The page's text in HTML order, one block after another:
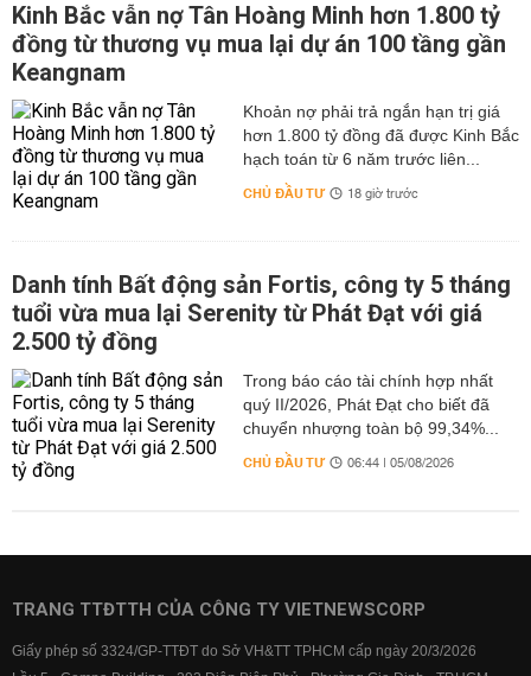
Kinh Bắc vẫn nợ Tân Hoàng Minh hơn 1.800 tỷ
đồng từ thương vụ mua lại dự án 100 tầng gần
Keangnam
hơn 1.800 tỷ đồng đã được Kinh Bắc
hạch toán từ 6 năm trước liên...
CHỦ ĐẦU TƯ 18 giờ trước
Danh tính Bất động sản Fortis, công ty 5 tháng
tuổi vừa mua lại Serenity từ Phát Đạt với giá
2.500 tỷ đồng
Trong báo cáo tài chính hợp nhất
quý II/2026, Phát Đạt cho biết đã
chuyển nhượng toàn bộ 99,34%...
CHỦ ĐẦU TƯ 06:44 | 05/08/2026
TRANG TTĐTTH CỦA CÔNG TY VIETNEWSCORP
Giấy phép số 3324/GP-TTĐT do Sở VH&TT TPHCM cấp ngày 20/3/2026